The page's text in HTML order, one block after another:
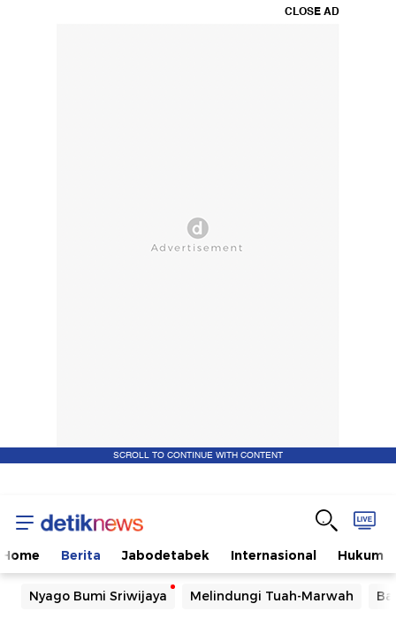
CLOSE AD
SCROLL TO CONTINUE WITH CONTENT
Home Berita Jabodetabek Internasional Hukum
Nyago Bumi Sriwijaya Melindungi Tuah-Marwah